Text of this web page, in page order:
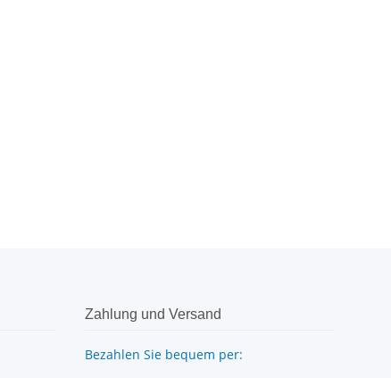
Zahlung und Versand
Bezahlen Sie bequem per: